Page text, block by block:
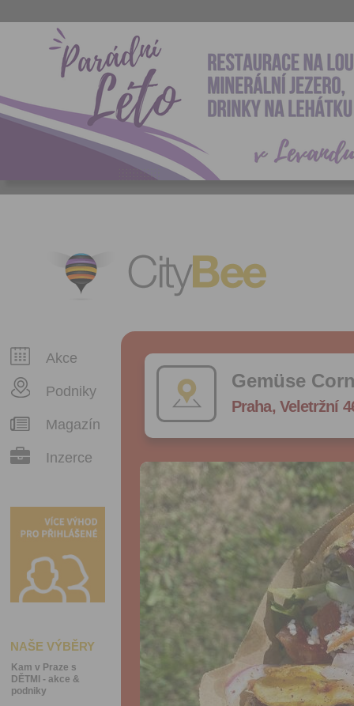
CityBee
Akce
Podniky
Magazín
Inzerce
NAŠE VÝBĚRY
Kam v Praze s
DĚTMI - akce &
podniky
Gemüse
Praha, Veletržní